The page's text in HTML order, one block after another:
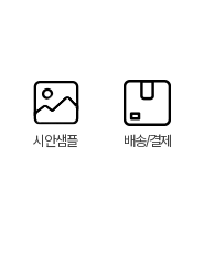
시안샘플 배송/결제